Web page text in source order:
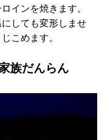
インを焼きます。
しても変形しませ
こめます。
族だんらん